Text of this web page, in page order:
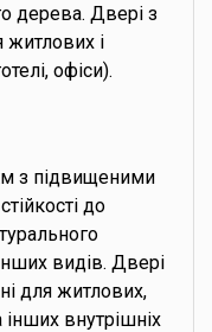
дерева. Двері з
житлових і
офіси).
з підвищеними
до
видів. Двері
для житлових,
інших внутрішніх